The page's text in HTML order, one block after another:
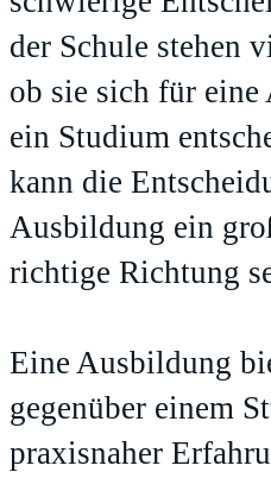
der Schule stehen
ob sie sich für
ein Studium
kann die
Ausbildung ein
richtige Richtung
Eine Ausbildung
gegenüber einem
praxisnaher